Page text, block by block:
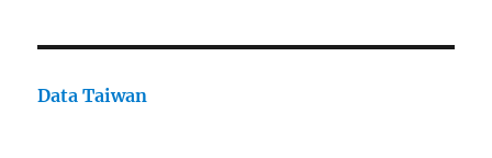
Data Taiwan